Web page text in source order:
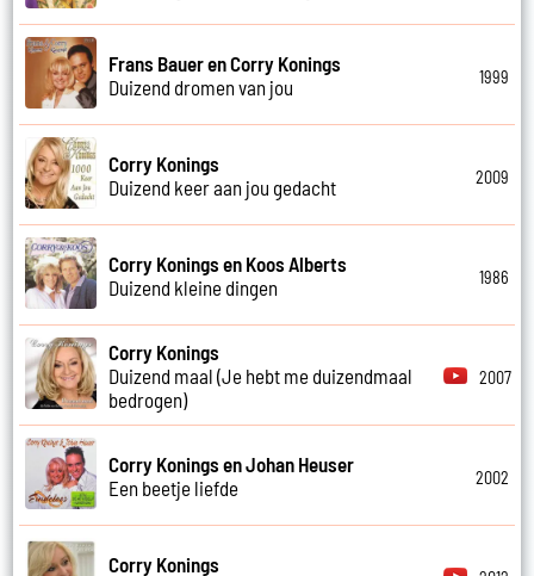
Frans Bauer en Corry Konings
Duizend dromen van jou
1999
Corry Konings
Duizend keer aan jou gedacht
2009
Corry Konings en Koos Alberts
Duizend kleine dingen
1986
Corry Konings
Duizend maal (Je hebt me duizendmaal
bedrogen)
2007
Corry Konings en Johan Heuser
Een beetje liefde
2002
Corry Konings